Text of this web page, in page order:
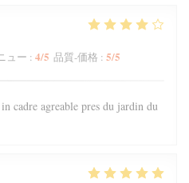
ュー : 4/5 品質-価格 : 5/5
cadre agreable pres du jardin du